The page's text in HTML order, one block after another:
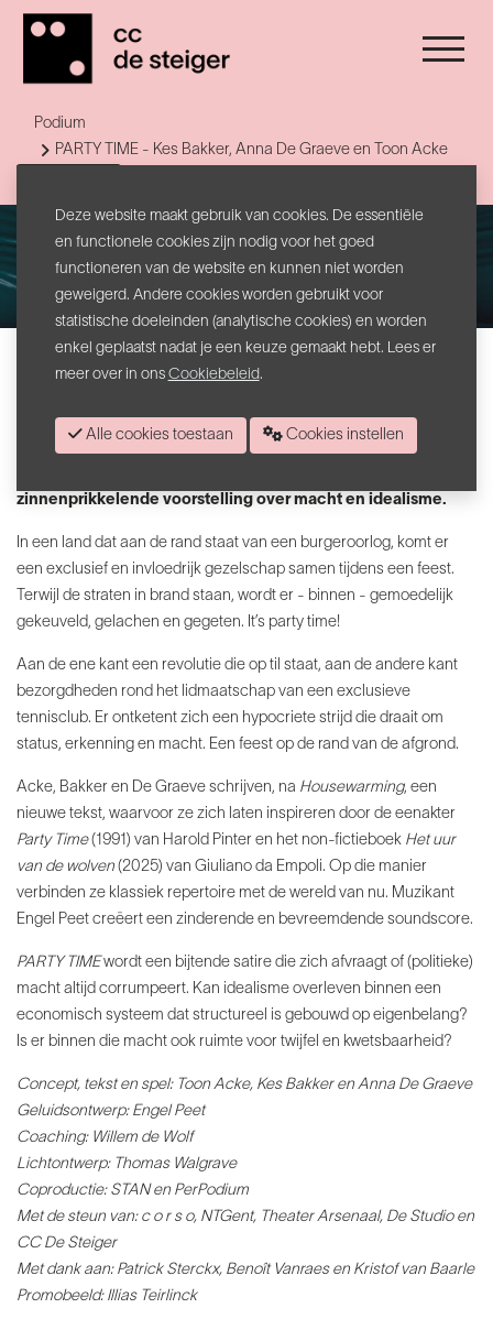
Podium
PARTY TIME - Kes Bakker, Anna De Graeve en Toon Acke
Kes Bakker, Anna De Graeve en Toon Acke
zinnenprikkelende voorstelling over macht en idealisme.
In een land dat aan de rand staat van een burgeroorlog, komt er
een exclusief en invloedrijk gezelschap samen tijdens een feest.
Terwijl de straten in brand staan, wordt er - binnen - gemoedelijk
gekeuveld, gelachen en gegeten. It’s party time!
Aan de ene kant een revolutie die op til staat, aan de andere kant
bezorgdheden rond het lidmaatschap van een exclusieve
tennisclub. Er ontketent zich een hypocriete strijd die draait om
status, erkenning en macht. Een feest op de rand van de afgrond.
Acke, Bakker en De Graeve schrijven, na Housewarming, een
nieuwe tekst, waarvoor ze zich laten inspireren door de eenakter
Party Time(1991) van Harold Pinter en het non-fictieboek Het uur
van de wolven (2025) van Giuliano da Empoli. Op die manier
verbinden ze klassiek repertoire met de wereld van nu. Muzikant
Engel Peet creëert een zinderende en bevreemdende soundscore.
PARTY TIMEwordt een bijtende satire die zich afvraagt of (politieke)
macht altijd corrumpeert. Kan idealisme overleven binnen een
economisch systeem dat structureel is gebouwd op eigenbelang?
Is er binnen die macht ook ruimte voor twijfel en kwetsbaarheid?
Concept, tekst en spel: Toon Acke, Kes Bakker en Anna De Graeve
Geluidsontwerp: Engel Peet
Coaching: Willem de Wolf
Lichtontwerp: Thomas Walgrave
Coproductie: STAN en PerPodium
Met de steun van: c o r s o, NTGent, Theater Arsenaal, De Studio en
CC De Steiger
Met dank aan: Patrick Sterckx, Benoît Vanraes en Kristof van Baarle
Promobeeld: Illias Teirlinck
Deze website maakt gebruik van cookies. De essentiële
en functionele cookies zijn nodig voor het goed
functioneren van de website en kunnen niet worden
geweigerd. Andere cookies worden gebruikt voor
statistische doeleinden (analytische cookies) en worden
enkel geplaatst nadat je een keuze gemaakt hebt. Lees er
meer over in ons Cookiebeleid.
Alle cookies toestaan Cookies instellen